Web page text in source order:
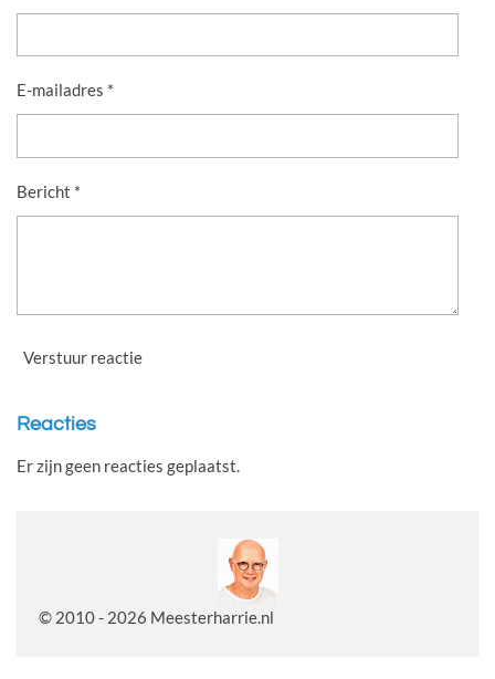
E-mailadres *
Bericht *
Verstuur reactie
Reacties
Er zijn geen reacties geplaatst.
© 2010 - 2026 Meesterharrie.nl